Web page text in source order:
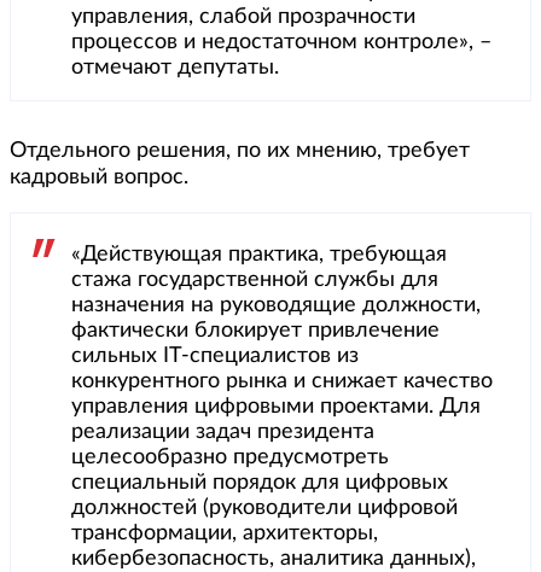
управления, слабой прозрачности
процессов и недостаточном контроле», –
отмечают депутаты.
Отдельного решения, по их мнению, требует
кадровый вопрос.
«Действующая практика, требующая
стажа государственной службы для
назначения на руководящие должности,
фактически блокирует привлечение
сильных IT-специалистов из
конкурентного рынка и снижает качество
управления цифровыми проектами. Для
реализации задач президента
целесообразно предусмотреть
специальный порядок для цифровых
должностей (руководители цифровой
трансформации, архитекторы,
кибербезопасность, аналитика данных),